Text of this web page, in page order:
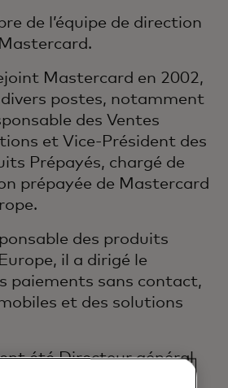
de l’équipe de direction
Mastercard en 2002,
divers postes, notamment
des Ventes
et Vice-Président des
Prépayés, chargé de
prépayée de Mastercard
des produits
il a dirigé le
paiements sans contact,
et des solutions
été Directeur général
ce rôle, il était